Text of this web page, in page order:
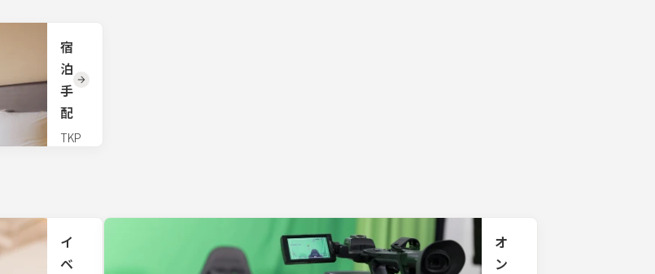
宿
泊
手
配
TKP
手配
いた
イ
ベ
オ
ン